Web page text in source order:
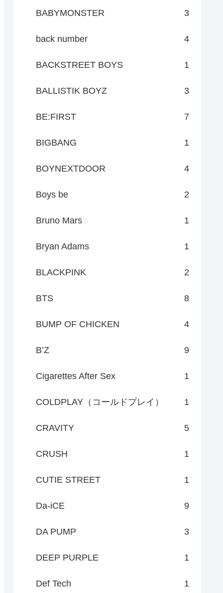
BABYMONSTER 3
back number 4
BACKSTREET BOYS 1
BALLISTIK BOYZ 3
BE:FIRST 7
BIGBANG 1
BOYNEXTDOOR 4
Boys be 2
Bruno Mars 1
Bryan Adams 1
BLACKPINK 2
BTS 8
BUMP OF CHICKEN 4
B’Z 9
Cigarettes After Sex 1
COLDPLAY（コールドプレイ） 1
CRAVITY 5
CRUSH 1
CUTIE STREET 1
Da-iCE 9
DA PUMP 3
DEEP PURPLE 1
Def Tech 1